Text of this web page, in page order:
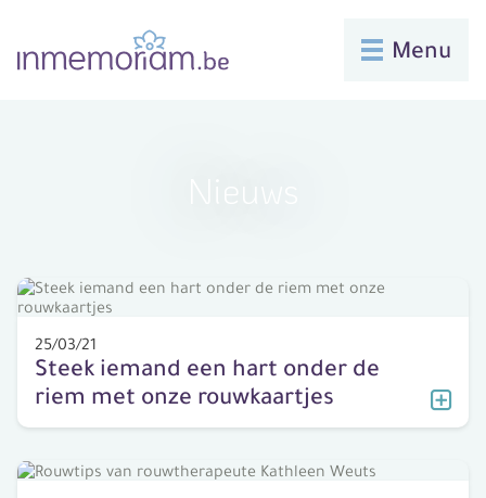
Menu
25/03/21
Steek iemand een hart onder de
riem met onze rouwkaartjes